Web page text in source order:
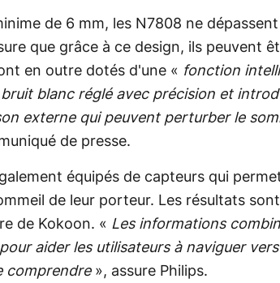
de 6 mm, les N7808 ne
que grâce à ce design, ils peuvent
en outre dotés d'une « fonction
blanc réglé avec précision et
externe qui peuvent perturber le
de presse.
équipés de capteurs qui
de leur porteur. Les résultats
de Kokoon. « Les informations
aider les utilisateurs à naviguer
comprendre », assure Philips.